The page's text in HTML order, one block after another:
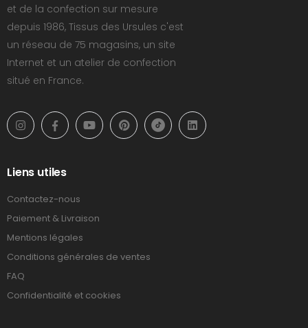
et de la confection sur mesure
depuis 1986, Tissus des Ursules c'est
un réseau de 75 magasins, un site
Internet et un atelier de confection
situé en France.
Liens utiles
Contactez-nous
Paiement & Livraison
Mentions légales
Conditions générales de ventes
FAQ
Confidentialité et cookies